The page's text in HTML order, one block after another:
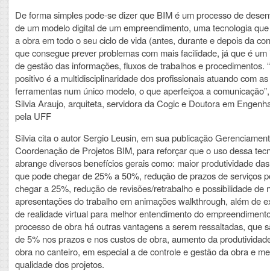
De forma simples pode-se dizer que BIM é um processo de
de um modelo digital de um empreendimento, uma tecnologia
a obra em todo o seu ciclo de vida (antes, durante e depois da
que consegue prever problemas com mais facilidade, já que é
de gestão das informações, fluxos de trabalhos e procedimentos.
positivo é a multidisciplinaridade dos profissionais atuando com as
ferramentas num único modelo, o que aperfeiçoa a
Silvia Araujo, arquiteta, servidora da Cogic e Doutora em
pela UFF
Silvia cita o autor Sergio Leusin, em sua publicação
Coordenação de Projetos BIM, para reforçar que o uso dessa
abrange diversos benefícios gerais como: maior produtividade
que pode chegar de 25% a 50%, redução de prazos de serviços
chegar a 25%, redução de revisões/retrabalho e possibilidade de
apresentações do trabalho em animações walkthrough, além de
de realidade virtual para melhor entendimento do
processo de obra há outras vantagens a serem ressaltadas, que
de 5% nos prazos e nos custos de obra, aumento da
obra no canteiro, em especial a de controle e gestão da obra e
qualidade dos projetos.